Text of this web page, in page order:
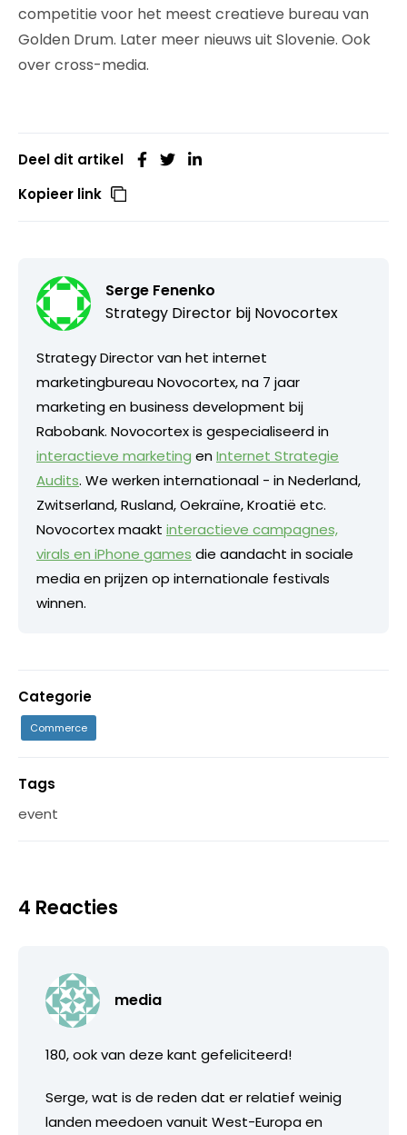
competitie voor het meest creatieve bureau van
Golden Drum. Later meer nieuws uit Slovenie. Ook
over cross-media.
Deel dit artikel
Kopieer link
Serge Fenenko
Strategy Director bij Novocortex
Strategy Director van het internet
marketingbureau Novocortex, na 7 jaar
marketing en business development bij
Rabobank. Novocortex is gespecialiseerd in
interactieve marketing enInternet Strategie
Audits. We werken internationaal - in Nederland,
Zwitserland, Rusland, Oekraïne, Kroatië etc.
Novocortex maakt interactieve campagnes,
virals en iPhone games die aandacht in sociale
media en prijzen op internationale festivals
winnen.
Categorie
Commerce
Tags
event
4 Reacties
media
180, ook van deze kant gefeliciteerd!
Serge, wat is de reden dat er relatief weinig
landen meedoen vanuit West-Europa en